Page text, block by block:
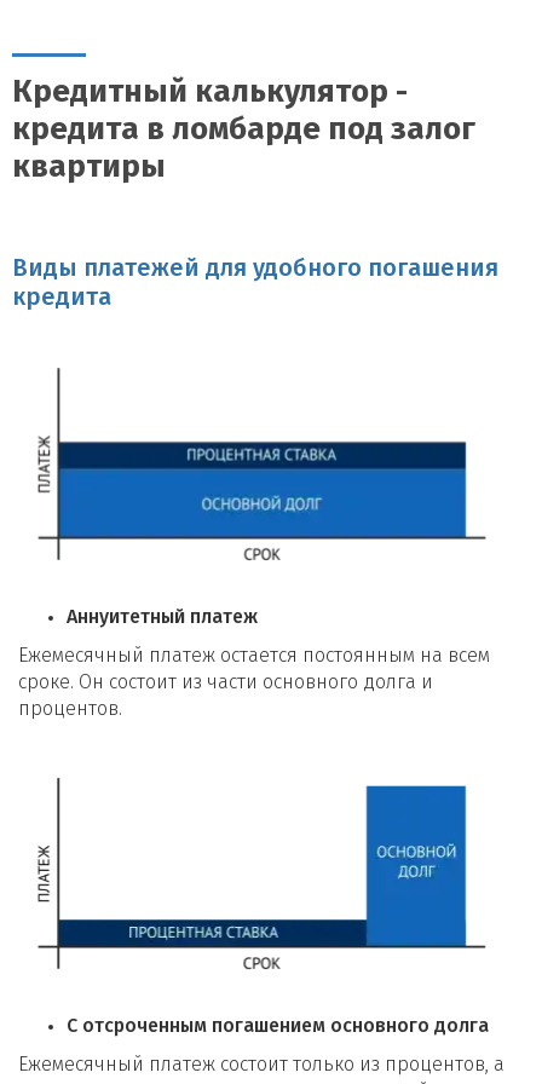
Кредитный калькулятор -
кредита в ломбарде под залог
квартиры
Виды платежей для удобного погашения
кредита
Аннуитетный платеж
Ежемесячный платеж остается постоянным на всем
сроке. Он состоит из части основного долга и
процентов.
С отсроченным погашением основного долга
Ежемесячный платеж состоит только из процентов, а